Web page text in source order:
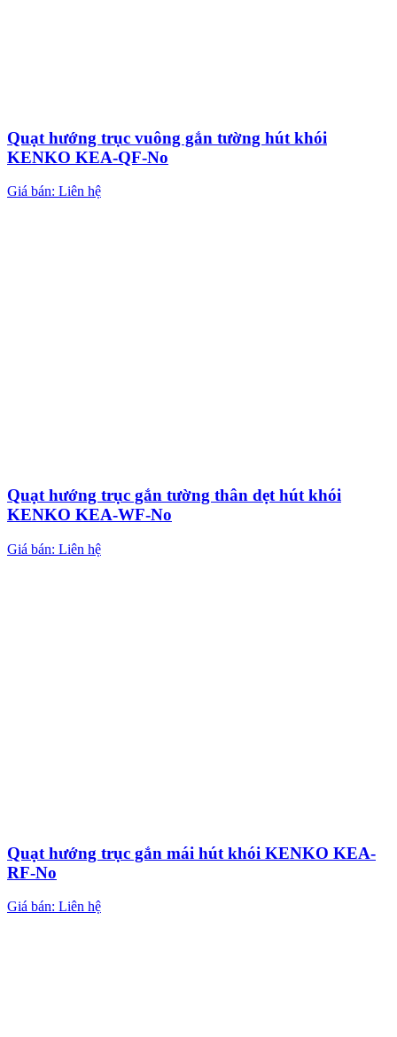
Quạt hướng trục vuông gắn tường hút khói
KENKO KEA-QF-No
Giá bán: Liên hệ
Quạt hướng trục gắn tường thân dẹt hút khói
KENKO KEA-WF-No
Giá bán: Liên hệ
Quạt hướng trục gắn mái hút khói KENKO KEA-
RF-No
Giá bán: Liên hệ